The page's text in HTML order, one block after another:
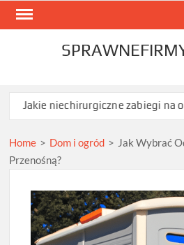
Skip
zabiegi na opadające
Home > Dom i ogród > Jak Wybrać
Przenośną?